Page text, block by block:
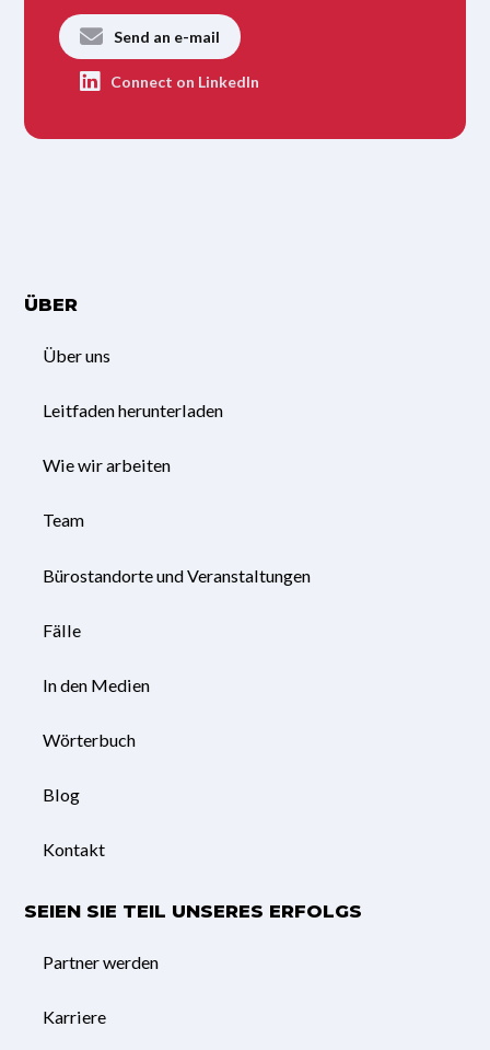
Send an e-mail
Connect on LinkedIn
ÜBER
Über uns
Leitfaden herunterladen
Wie wir arbeiten
Team
Bürostandorte und Veranstaltungen
Fälle
In den Medien
Wörterbuch
Blog
Kontakt
SEIEN SIE TEIL UNSERES ERFOLGS
Partner werden
Karriere